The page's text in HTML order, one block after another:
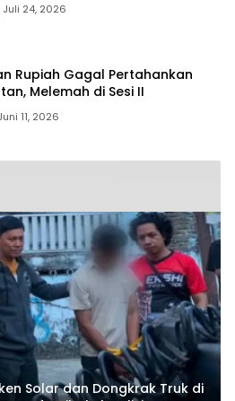
Juli 24, 2026
Rupiah Gagal Pertahankan
Melemah di Sesi II
11, 2026
Solar dan Dongkrak Truk di